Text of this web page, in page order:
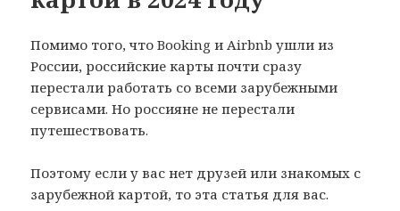
Помимо того, что Booking и Airbnb ушли из
России, российские карты почти сразу
перестали работать со всеми зарубежными
сервисами. Но россияне не перестали
путешествовать.
Поэтому если у вас нет друзей или знакомых с
зарубежной картой, то эта статья для вас.